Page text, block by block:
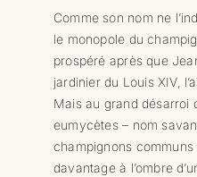
Comme son nom ne
le monopole du
prospéré après que
jardinier du Louis XIV,
Mais au grand désarroi
eumycètes – nom
champignons communs
davantage à l’ombre